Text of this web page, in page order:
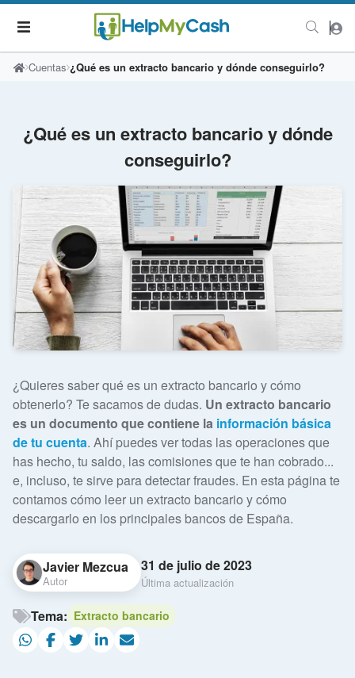
Cuentas ¿Qué es un extracto bancario y dónde conseguirlo?
¿Qué es un extracto bancario y dónde
conseguirlo?
¿Quieres saber qué es un extracto bancario y cómo
obtenerlo? Te sacamos de dudas. Un extracto bancario
es un documento que contiene la información básica
de tu cuenta. Ahí puedes ver todas las operaciones que
has hecho, tu saldo, las comisiones que te han cobrado...
e, incluso, te sirve para detectar fraudes. En esta página te
contamos cómo leer un extracto bancario y cómo
descargarlo en los principales bancos de España.
Javier Mezcua
Autor
31 de julio de 2023
Última actualización
Tema: Extracto bancario